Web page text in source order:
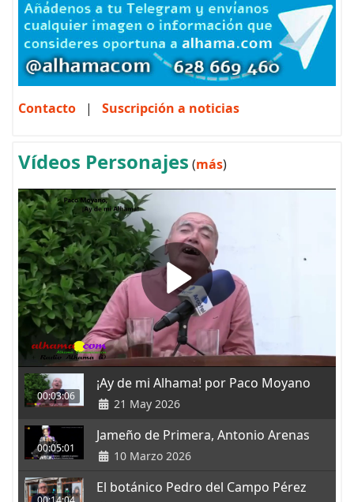
Contacto | Suscripción a noticias
Vídeos Personajes (más)
00:03:06
¡Ay de mi Alhama! por Paco Moyano
21 May 2026
00:05:01
Jameño de Primera, Antonio Arenas
10 Marzo 2026
El botánico Pedro del Campo Pérez